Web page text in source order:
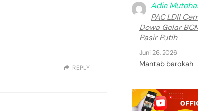
REPLY
Adin
PAC LDII
Dewa Gelar
Pasir Putih
Juni 26, 2026
Mantab barokah